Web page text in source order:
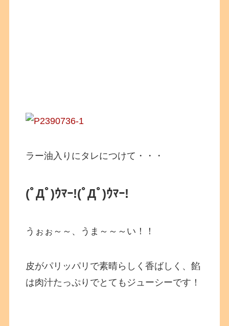
ラー油入りにタレにつけて・・・
(ﾟДﾟ)ｳﾏｰ!(ﾟДﾟ)ｳﾏｰ!
うぉぉ～～、うま～～～い！！
皮がパリッパリで素晴らしく香ばしく、餡
は肉汁たっぷりでとてもジューシーです！